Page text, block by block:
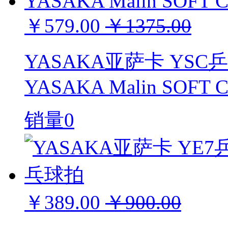
￥579.00 ￥1375.00
YASAKA亚萨卡 YSC
YASAKA Malin SOFT
销量0
￥389.00 ￥900.00